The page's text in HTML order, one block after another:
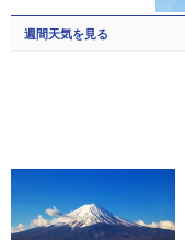
週間天気を見る